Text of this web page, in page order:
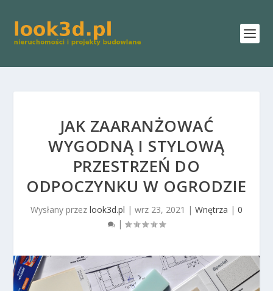
JAK ZAARANŻOWAĆ
WYGODNĄ I STYLOWĄ
PRZESTRZEŃ DO
ODPOCZYNKU W OGRODZIE
Wysłany przez look3d.pl | wrz 23, 2021 | Wnętrza | 0
|